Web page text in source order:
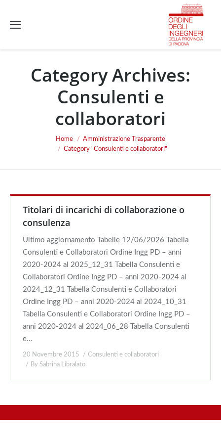
Category Archives:
Consulenti e
collaboratori
Home
Amministrazione Trasparente
Category "Consulenti e collaboratori"
Titolari di incarichi di collaborazione o
consulenza
Ultimo aggiornamento Tabelle 12/06/2026 Tabella
Consulenti e Collaboratori Ordine Ingg PD – anni
2020-2024 al 2025_12_31 Tabella Consulenti e
Collaboratori Ordine Ingg PD – anni 2020-2024 al
2024_12_31 Tabella Consulenti e Collaboratori
Ordine Ingg PD – anni 2020-2024 al 2024_10_31
Tabella Consulenti e Collaboratori Ordine Ingg PD –
anni 2020-2024 al 2024_06_28 Tabella Consulenti
e…
20 Novembre 2015
Consulenti e collaboratori
By Sabrina Libralato